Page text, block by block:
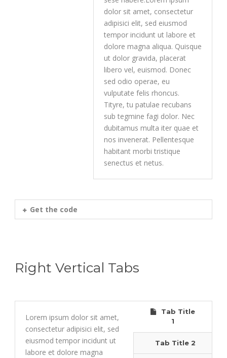
dolor sit amet, consectetur
adipisici elit, sed eiusmod
tempor incidunt ut labore et
dolore magna aliqua. Quisque
ut dolor gravida, placerat
libero vel, euismod. Donec
sed odio operae, eu
vulputate felis rhoncus.
Tityre, tu patulae recubans
sub tegmine fagi dolor. Nec
dubitamus multa iter quae et
nos invenerat. Pellentesque
habitant morbi tristique
senectus et netus.
Get the code
Right Vertical Tabs
Tab Title
1
Tab Title 2
Lorem ipsum dolor sit amet,
consectetur adipisici elit, sed
eiusmod tempor incidunt ut
labore et dolore magna